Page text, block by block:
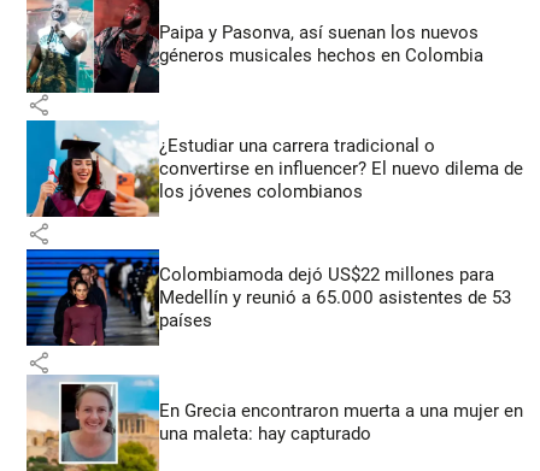
Paipa y Pasonva, así suenan los nuevos
géneros musicales hechos en Colombia
share
¿Estudiar una carrera tradicional o
convertirse en influencer? El nuevo dilema de
los jóvenes colombianos
share
Colombiamoda dejó US$22 millones para
Medellín y reunió a 65.000 asistentes de 53
países
share
En Grecia encontraron muerta a una mujer en
una maleta: hay capturado